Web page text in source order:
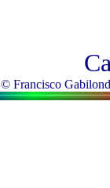
© Francisco